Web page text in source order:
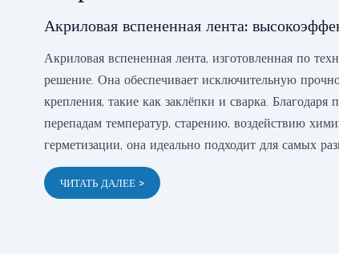
Акриловая вспененная лента:
Акриловая вспененная лента, изготовленная по
решение. Она обеспечивает исключительную
крепления, такие как заклёпки и сварка.
перепадам температур, старению, воздействию
герметизации, она идеально подходит для самых
ЧИТАТЬ ДАЛЕЕ >